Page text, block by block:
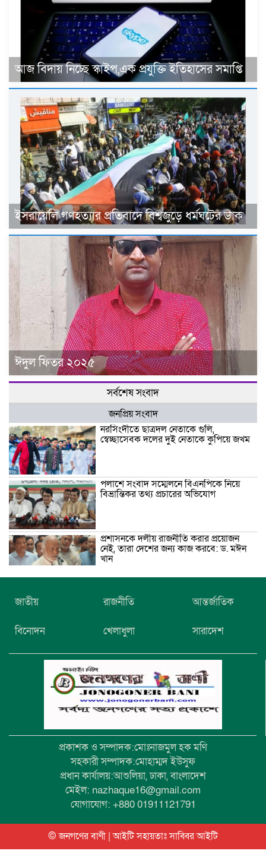
আজ বিদায় নিচ্ছে স্কাইপ,এক প্রযুক্তি ইতিহাসের সমাপ্তি
ইসরায়েলি গণহত্যার প্রতিবাদে বিশ্বজুড়ে ধর্মঘটের ডাক
ঈদুল ফিতর ২০২৫
সর্বশেষ সংবাদ
জনপ্রিয় সংবাদ
নরসিংদীতে ছাত্রদল নেতাকে গুলি,
স্বেচ্ছাসেবক দলের দুই নেতাকে কুপিয়ে জখম
পলাশে সংবাদ সম্মেলনে বিএনপিকে নিয়ে
বিভ্রান্তিকর তথ্য প্রচারের অভিযোগ
প্রশাসনকে দলীয় রাজনীতি করার প্রয়োজন
নেই, তারা দেশের জন্য কাজ করবে: ড. মঈন
খান
নিখোঁজের তিনদিন পর মাইক্রোবাস চালকের
মরদেহ উদ্ধার
উচ্চ বিদ্যালয়ের ৮১তম বার্ষিক ক্রীড়া
জাতীয় রাজনীতি আন্তর্জাতিক
বিনোদন খেলাধুলা সারাদেশ
প্রকাশক ও সম্পাদক:মোঃনাজমুল হক মণি
সহকারী সম্পাদক:মোহাম্মদ ইউসুফ
প্রধান কার্যালয়:আশুলিয়া, ঢাকা, বাংলাদেশ
মেইল: nazhaque16@gmail.com
যোগাযোগ: +880 01911121791
© জনগণের বাণী | আইটি সহায়তাঃসাব্বির আইটি